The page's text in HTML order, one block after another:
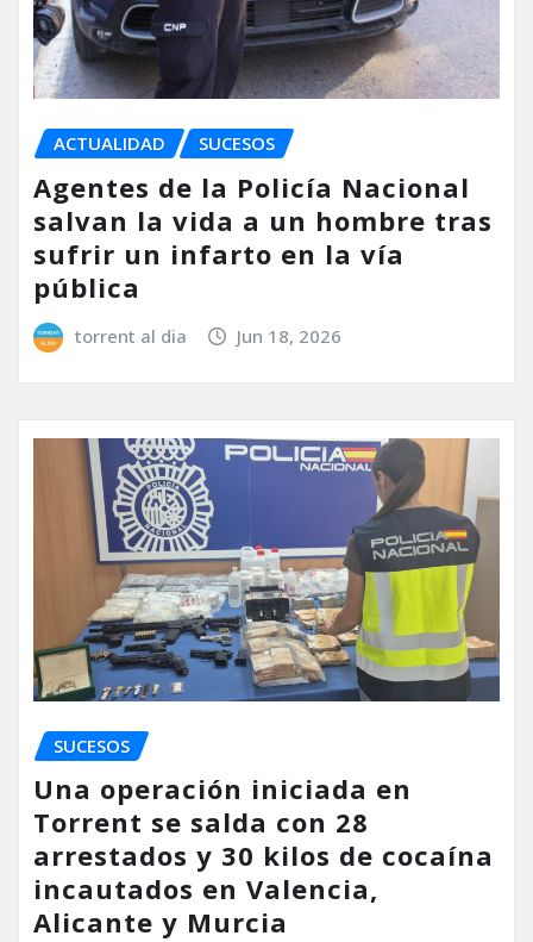
ACTUALIDAD SUCESOS
Agentes de la Policía Nacional
salvan la vida a un hombre tras
sufrir un infarto en la vía
pública
torrent al dia Jun 18, 2026
SUCESOS
Una operación iniciada en
Torrent se salda con 28
arrestados y 30 kilos de cocaína
incautados en Valencia,
Alicante y Murcia